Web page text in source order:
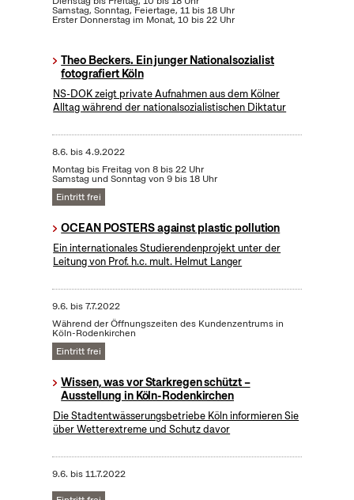
Samstag, Sonntag, Feiertage, 11 bis 18 Uhr
Erster Donnerstag im Monat, 10 bis 22 Uhr
Theo Beckers. Ein junger Nationalsozialist
fotografiert Köln
NS-DOK zeigt private Aufnahmen aus dem Kölner
Alltag während der nationalsozialistischen Diktatur
8.6. bis4.9.2022
Montag bis Freitag von 8 bis 22 Uhr
Samstag und Sonntag von 9 bis 18 Uhr
Eintritt frei
OCEAN POSTERS against plastic pollution
Ein internationales Studierendenprojekt unter der
Leitung von Prof. h.c. mult. Helmut Langer
9.6. bis7.7.2022
Während der Öffnungszeiten des Kundenzentrums in
Köln-Rodenkirchen
Eintritt frei
Wissen, was vor Starkregen schützt –
Ausstellung in Köln-Rodenkirchen
Die Stadtentwässerungsbetriebe Köln informieren Sie
über Wetterextreme und Schutz davor
9.6. bis11.7.2022